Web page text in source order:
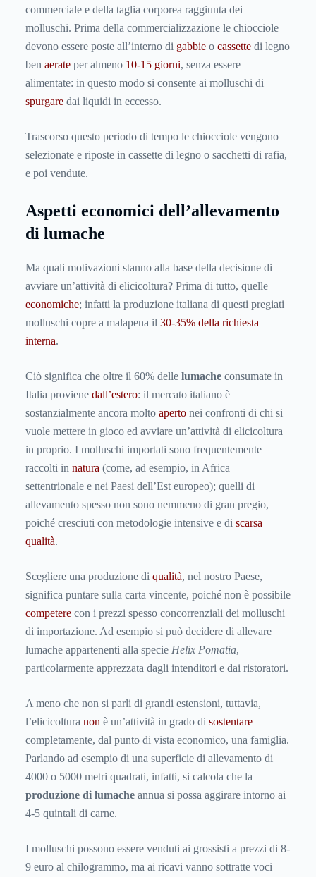
commerciale e della taglia corporea raggiunta dei
molluschi. Prima della commercializzazione le chiocciole
devono essere poste all’interno di gabbie o cassette di legno
ben aerate per almeno 10-15 giorni, senza essere
alimentate: in questo modo si consente ai molluschi di
spurgare dai liquidi in eccesso.
Trascorso questo periodo di tempo le chiocciole vengono
selezionate e riposte in cassette di legno o sacchetti di rafia,
e poi vendute.
Aspetti economici dell’allevamento
di lumache
Ma quali motivazioni stanno alla base della decisione di
avviare un’attività di elicicoltura? Prima di tutto, quelle
economiche; infatti la produzione italiana di questi pregiati
molluschi copre a malapena il 30-35% della richiesta
interna.
Ciò significa che oltre il 60% delle lumache consumate in
Italia proviene dall’estero: il mercato italiano è
sostanzialmente ancora molto aperto nei confronti di chi si
vuole mettere in gioco ed avviare un’attività di elicicoltura
in proprio. I molluschi importati sono frequentemente
raccolti in natura (come, ad esempio, in Africa
settentrionale e nei Paesi dell’Est europeo); quelli di
allevamento spesso non sono nemmeno di gran pregio,
poiché cresciuti con metodologie intensive e di scarsa
qualità.
Scegliere una produzione di qualità, nel nostro Paese,
significa puntare sulla carta vincente, poiché non è possibile
competere con i prezzi spesso concorrenziali dei molluschi
di importazione. Ad esempio si può decidere di allevare
lumache appartenenti alla specie Helix Pomatia,
particolarmente apprezzata dagli intenditori e dai ristoratori.
A meno che non si parli di grandi estensioni, tuttavia,
l’elicicoltura non è un’attività in grado di sostentare
completamente, dal punto di vista economico, una famiglia.
Parlando ad esempio di una superficie di allevamento di
4000 o 5000 metri quadrati, infatti, si calcola che la
produzione di lumache annua si possa aggirare intorno ai
4-5 quintali di carne.
I molluschi possono essere venduti ai grossisti a prezzi di 8-
9 euro al chilogrammo, ma ai ricavi vanno sottratte voci